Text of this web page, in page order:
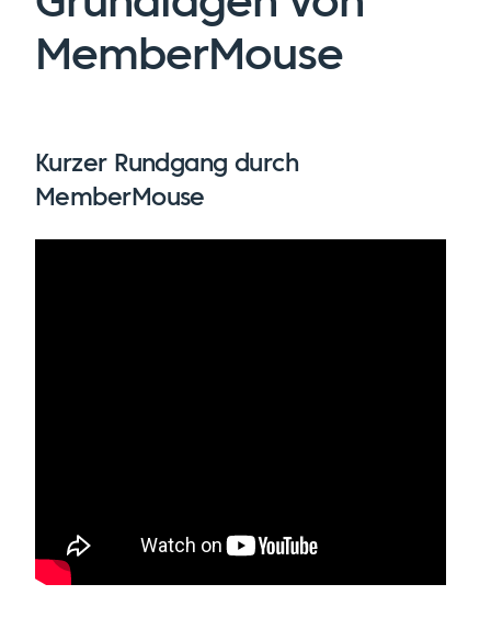
MemberMouse
Kurzer Rundgang durch
MemberMouse